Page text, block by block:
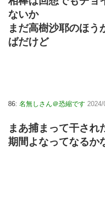
ないか
まだ高樹沙耶のほう
ばだけど
86: 名無しさん＠恐縮です
まあ捕まって干され
期間よなってなるか